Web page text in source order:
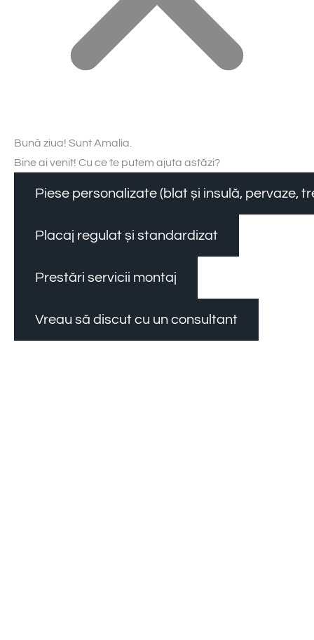
Bună ziua! Sunt Amalia.
Bine ai venit! Cu ce te putem ajuta astăzi?
Piese personalizate (blat și insulă, pervaze,
Placaj regulat și standardizat
Prestări servicii montaj
Vreau să discut cu un consultant